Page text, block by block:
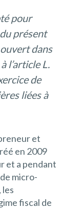
pour
présent
dans
l’article L.
de
liées à
et
en 2009
et a pendant
micro-
fiscal de